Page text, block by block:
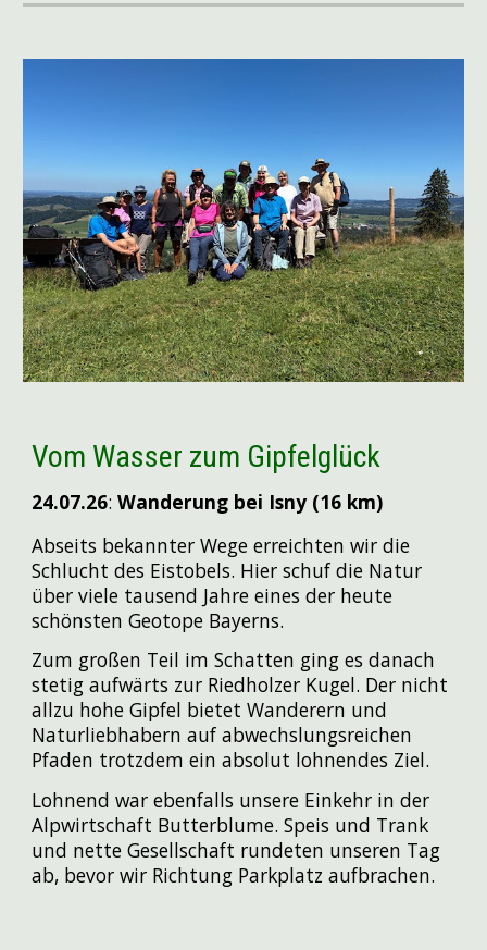
Vom Wasser zum Gipfelglück
24.07.26: Wanderung bei Isny (16 km)
Abseits bekannter Wege erreichten wir die
Schlucht des Eistobels. Hier schuf die Natur
über viele tausend Jahre eines der heute
schönsten Geotope Bayerns.
Zum großen Teil im Schatten ging es danach
stetig aufwärts zur Riedholzer Kugel. Der nicht
allzu hohe Gipfel bietet Wanderern und
Naturliebhabern auf abwechslungsreichen
Pfaden trotzdem ein absolut lohnendes Ziel.
Lohnend war ebenfalls unsere Einkehr in der
Alpwirtschaft Butterblume. Speis und Trank
und nette Gesellschaft rundeten unseren Tag
ab, bevor wir Richtung Parkplatz aufbrachen.